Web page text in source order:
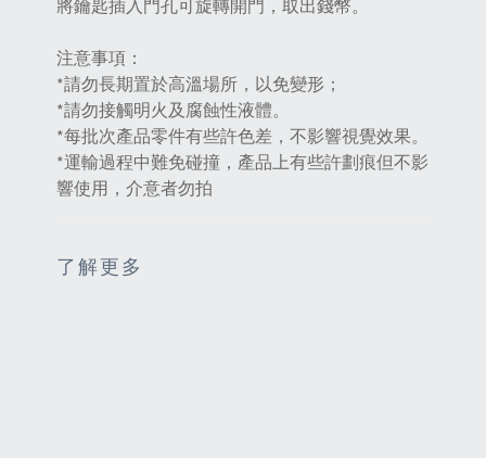
將鑰匙插入門孔可旋轉開門，取出錢幣。
注意事項：
*請勿長期置於高溫場所，以免變形；
*請勿接觸明火及腐蝕性液體。
*每批次產品零件有些許色差，不影響視覺效果。
*運輸過程中難免碰撞，產品上有些許劃痕但不影
響使用，介意者勿拍
了解更多